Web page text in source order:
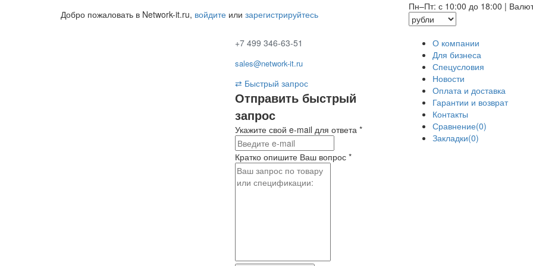
Добро пожаловать в Network-it.ru, войдите или зарегистрируйтесь
Пн–Пт: с 10:00 до 18:00 |
О компании
Для бизнеса
Спецусловия
Новости
Оплата и доставка
Гарантии и возврат
Контакты
Сравнение(0)
Закладки(0)
+7 499 346-63-51
sales@network-it.ru
⇄ Быстрый запрос
Отправить быстрый
запрос
Укажите свой e-mail для ответа *
Кратко опишите Ваш вопрос *